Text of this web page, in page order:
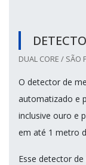
DUAL CORE / SÃO
O detector de
automatizado e
inclusive ouro e
em até 1 metro
Esse detector